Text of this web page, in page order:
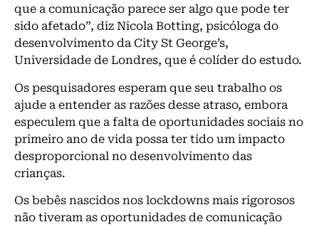
que a comunicação parece ser algo que pode ter
sido afetado”, diz Nicola Botting, psicóloga do
desenvolvimento da City St George’s,
Universidade de Londres, que é colíder do estudo.
Os pesquisadores esperam que seu trabalho os
ajude a entender as razões desse atraso, embora
especulem que a falta de oportunidades sociais no
primeiro ano de vida possa ter tido um impacto
desproporcional no desenvolvimento das
crianças.
Os bebês nascidos nos lockdowns mais rigorosos
não tiveram as oportunidades de comunicação